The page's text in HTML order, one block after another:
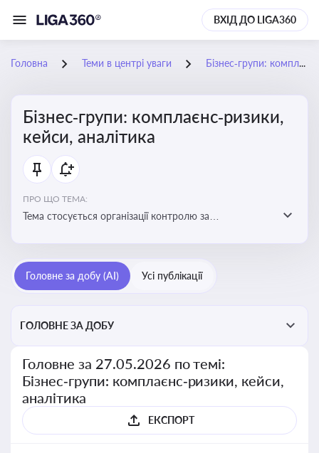
ВХІД ДО LIGA360
Головна Теми в центрі уваги Бізнес‑групи: комплаєнс‑ризики, кейси, аналітика
Бізнес‑групи: комплаєнс‑ризики,
кейси, аналітика
ПРО ЩО ТЕМА:
Тема стосується організації контролю за
Головне за добу (AI) Усі публікації
ГОЛОВНЕ ЗА ДОБУ
Головне за 27.05.2026 по темі:
Бізнес‑групи: комплаєнс‑ризики, кейси,
аналітика
ЕКСПОРТ